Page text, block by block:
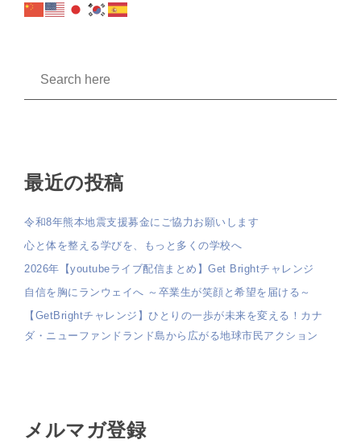
最近の投稿
令和8年熊本地震支援募金にご協力お願いします
心と体を整える学びを、もっと多くの学校へ
2026年【youtubeライブ配信まとめ】Get Brightチャレンジ
自信を胸にランウェイへ ～卒業生が笑顔と希望を届ける～
【GetBrightチャレンジ】ひとりの一歩が未来を変える！カナ
ダ・ニューファンドランド島から広がる地球市民アクション
メルマガ登録